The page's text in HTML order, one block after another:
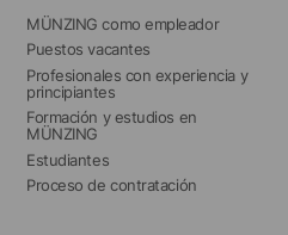
MÜNZING como empleador
Puestos vacantes
Profesionales con experiencia y
principiantes
Formación y estudios en
MÜNZING
Estudiantes
Proceso de contratación